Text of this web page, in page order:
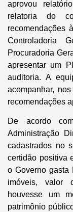
aprovou
relatoria do
recomendações
Controladoria
Procuradoria
apresentar um
auditoria. A
acompanhar,
recomendações
De acordo
Administração
cadastrados no
certidão positiva
o Governo gasta
imóveis, valor
houvesse um
patrimônio